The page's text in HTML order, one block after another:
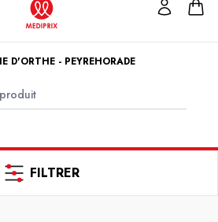
D'ORTHE - PEYREHORADE
FILTRER